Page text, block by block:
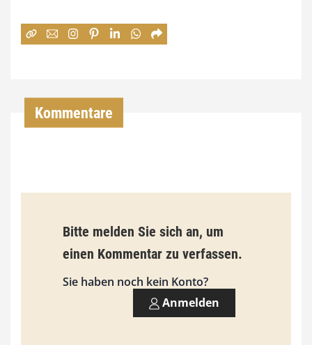
:
€
i
s
9
Kommentare
Bitte melden Sie sich an, um
einen Kommentar zu verfassen.
Sie haben noch kein Konto?
Anmelden